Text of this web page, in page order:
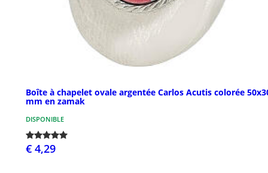
Boîte à chapelet ovale argentée Carlos Acutis colorée
mm en zamak
DISPONIBLE
€ 4,29